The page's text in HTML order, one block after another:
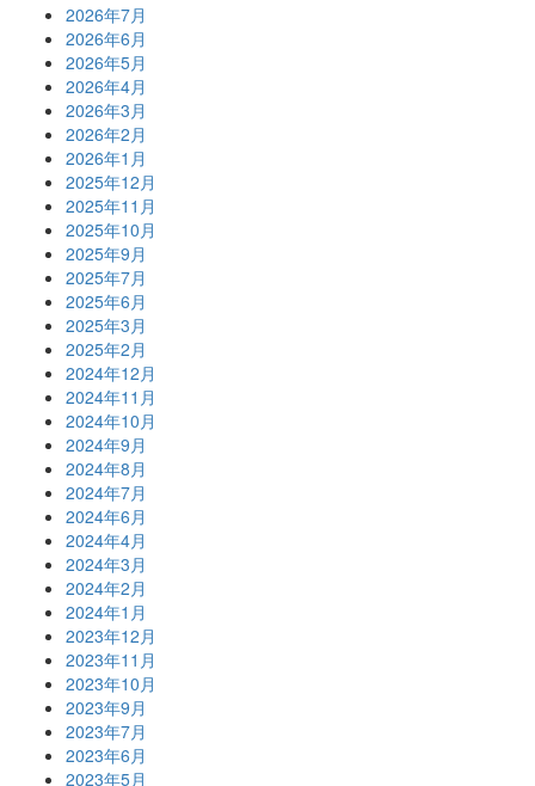
2026年7月
2026年6月
2026年5月
2026年4月
2026年3月
2026年2月
2026年1月
2025年12月
2025年11月
2025年10月
2025年9月
2025年7月
2025年6月
2025年3月
2025年2月
2024年12月
2024年11月
2024年10月
2024年9月
2024年8月
2024年7月
2024年6月
2024年4月
2024年3月
2024年2月
2024年1月
2023年12月
2023年11月
2023年10月
2023年9月
2023年7月
2023年6月
2023年5月